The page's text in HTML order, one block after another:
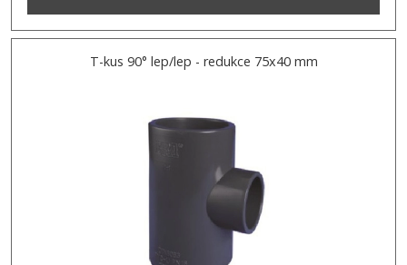
T-kus 90° lep/lep - redukce 75x40 mm